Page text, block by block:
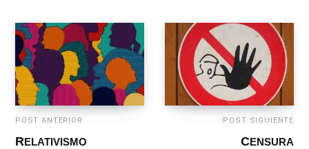
POST ANTERIOR
RELATIVISMO
POST SIGUIENTE
CENSURA